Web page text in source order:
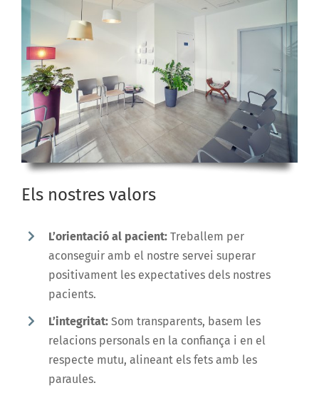
Els nostres valors
L’orientació al pacient: Treballem per
aconseguir amb el nostre servei superar
positivament les expectatives dels nostres
pacients.
L’integritat: Som transparents, basem les
relacions personals en la confiança i en el
respecte mutu, alineant els fets amb les
paraules.